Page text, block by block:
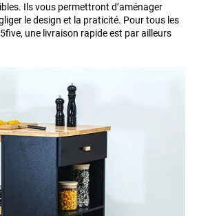
Ils vous permettront d’aménager
le design et la praticité. Pour tous les
une livraison rapide est par ailleurs